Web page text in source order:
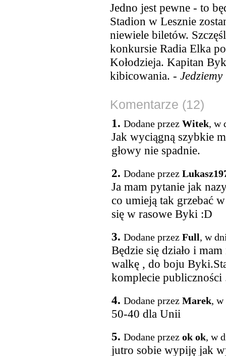
Jedno jest pewne - to
Stadion w Lesznie
niewiele biletów.
konkursie Radia Elka
Kołodzieja. Kapitan
kibicowania. -
Komentarze (12)
1. Dodane przez Witek, w
Jak wyciągną szybkie
głowy nie spadnie.
2. Dodane przez
Ja mam pytanie jak
co umieją tak grzebać
się w rasowe Byki :D
3. Dodane przez Full, w
Będzie się działo i
walkę , do boju
komplecie publiczności
4. Dodane przez Marek, w
50-40 dla Unii
5. Dodane przez ok ok, w
jutro sobie wypiję jak